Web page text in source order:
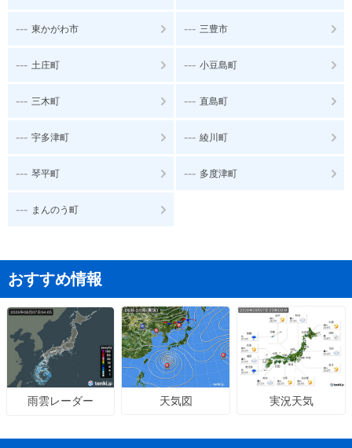
--- 東かがわ市 --- 三豊市
--- 土庄町 --- 小豆島町
--- 三木町 --- 直島町
--- 宇多津町 --- 綾川町
--- 琴平町 --- 多度津町
--- まんのう町
おすすめ情報
雨雲レーダー 天気図 実況天気